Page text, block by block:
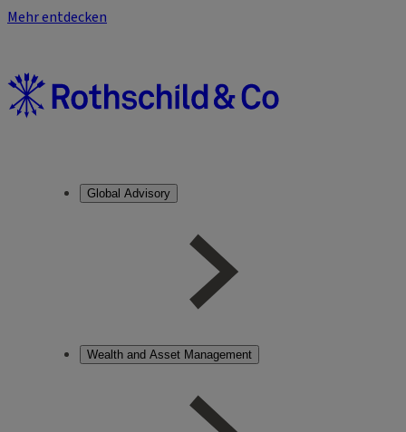
Mehr entdecken
Global Advisory
Wealth and Asset Management